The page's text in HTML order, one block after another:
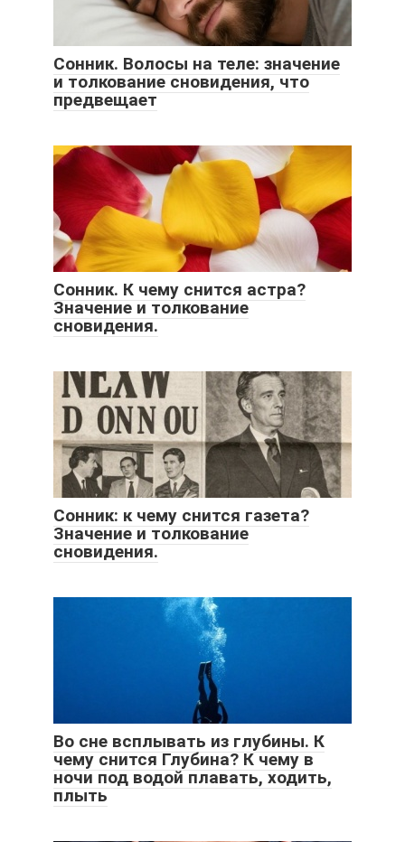
Сонник. Волосы на теле: значение
и толкование сновидения, что
предвещает
Сонник. К чему снится астра?
Значение и толкование
сновидения.
Сонник: к чему снится газета?
Значение и толкование
сновидения.
Во сне всплывать из глубины. К
чему снится Глубина? К чему в
ночи под водой плавать, ходить,
плыть